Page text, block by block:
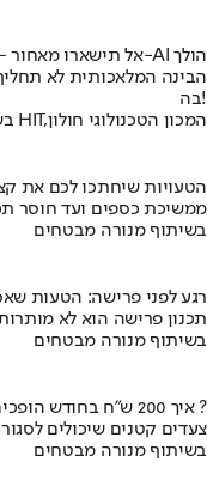
אל תישארו מאחור – בואו לגלות לאן ה-AI הולך
הבינה המלאכותית לא
בה!
בשיתוף HIT,המכון הטכנולוגי חולון
הטעויות שיחתכו לכם את
ממשיכת כספים ועד חוסר
בשיתוף מנורה מבטחים
רגע לפני פרישה: הטעות
תכנון פרישה הוא לא
בשיתוף מנורה מבטחים
איך 200 ש"ח בחודש הופכים ל140 אלף ?
צעדים קטנים שיכולים
בשיתוף מנורה מבטחים